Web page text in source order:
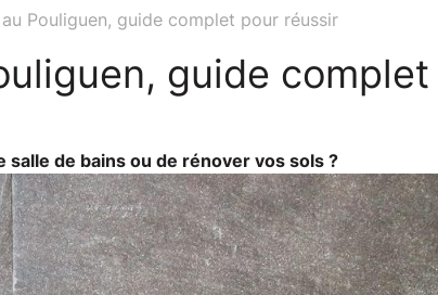
Pouliguen, guide complet pour réussir
guide complet
de bains ou de rénover vos sols ?